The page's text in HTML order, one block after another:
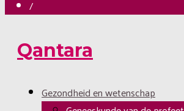
/
Qantara
Gezondheid en wetenschap